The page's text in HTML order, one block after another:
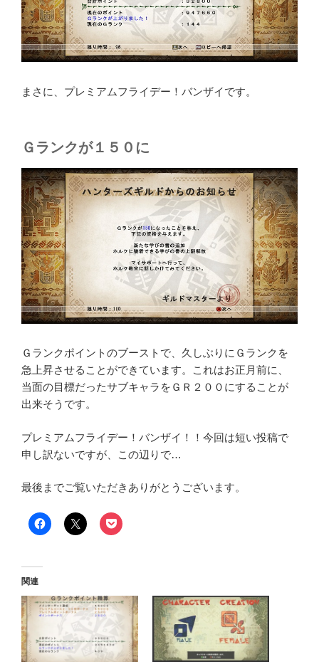
まさに、プレミアムフライデー！バンザイです。
Ｇランクが１５０に
Ｇランクポイントのブーストで、久しぶりにＧランクを
急上昇させることができています。これはお正月前に、
当面の目標だったサブキャラをＧＲ２００にすることが
出来そうです。
プレミアムフライデー！バンザイ！！今回は短い投稿で
申し訳ないですが、この辺りで…
最後までご覧いただきありがとうございます。
関連